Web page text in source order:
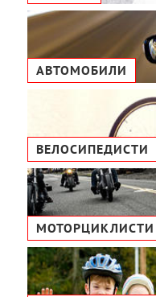
АВТОМОБИЛИ
ВЕЛОСИПЕДИСТИ
МОТОРЦИКЛИСТИ